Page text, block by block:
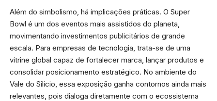
Além do simbolismo, há implicações práticas. O Super
Bowl é um dos eventos mais assistidos do planeta,
movimentando investimentos publicitários de grande
escala. Para empresas de tecnologia, trata-se de uma
vitrine global capaz de fortalecer marca, lançar produtos e
consolidar posicionamento estratégico. No ambiente do
Vale do Silício, essa exposição ganha contornos ainda mais
relevantes, pois dialoga diretamente com o ecossistema